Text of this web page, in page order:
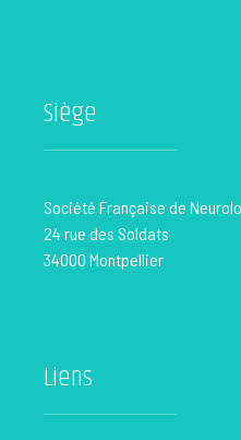
Siège
Société Française de
24 rue des Soldats
34000 Montpellier
Liens